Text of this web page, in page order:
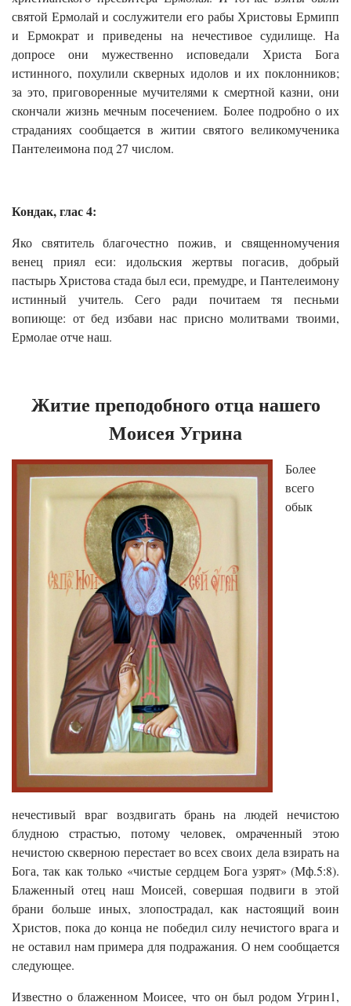
святой Ермолай и сослужители его рабы Христовы Ермипп
и Ермократ и приведены на нечестивое судилище. На
допросе они мужественно исповедали Христа Бога
истинного, похулили скверных идолов и их поклонников;
за это, приговоренные мучителями к смертной казни, они
скончали жизнь мечным посечением. Более подробно о их
страданиях сообщается в житии святого великомученика
Пантелеимона под 27 числом.
Кондак, глас 4:
Яко святитель благочестно пожив, и священномучения
венец приял еси: идольския жертвы погасив, добрый
пастырь Христова стада был еси, премудре, и Пантелеимону
истинный учитель. Сего ради почитаем тя песньми
вопиюще: от бед избави нас присно молитвами твоими,
Ермолае отче наш.
Житие преподобного отца нашего
Моисея Угрина
Более
всего
обык
нечестивый враг воздвигать брань на людей нечистою
блудною страстью, потому человек, омраченный этою
нечистою скверною перестает во всех своих дела взирать на
Бога, так как только «чистые сердцем Бога узрят» (Мф.5:8).
Блаженный отец наш Моисей, совершая подвиги в этой
брани больше иных, злопострадал, как настоящий воин
Христов, пока до конца не победил силу нечистого врага и
не оставил нам примера для подражания. О нем сообщается
следующее.
Известно о блаженном Моисее, что он был родом Угрин1,